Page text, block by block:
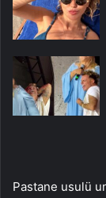
Pastane usulü